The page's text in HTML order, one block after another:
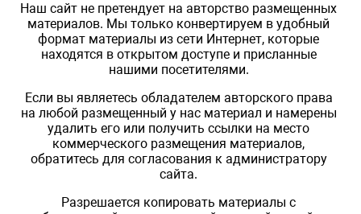
Наш сайт не претендует на авторство размещенных
материалов. Мы только конвертируем в удобный
формат материалы из сети Интернет, которые
находятся в открытом доступе и присланные
нашими посетителями.
Если вы являетесь обладателем авторского права
на любой размещенный у нас материал и намерены
удалить его или получить ссылки на место
коммерческого размещения материалов,
обратитесь для согласования к администратору
сайта.
Разрешается копировать материалы с